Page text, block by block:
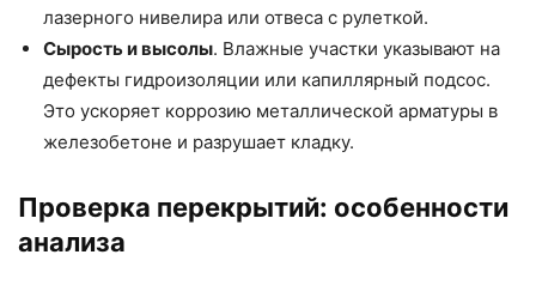
лазерного нивелира или отвеса с рулеткой.
Сырость и высолы. Влажные участки указывают на
дефекты гидроизоляции или капиллярный подсос.
Это ускоряет коррозию металлической арматуры в
железобетоне и разрушает кладку.
Проверка перекрытий: особенности
анализа